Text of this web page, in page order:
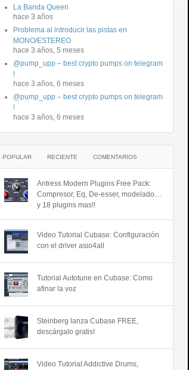
La Banda Queen
hace 3 años
Problema al introducir las pistas en
MONO/ESTEREO
hace 3 años, 5 meses
@pump_upp – best crypto pumps on telegram
!
hace 3 años, 6 meses
@pump_upp – best crypto pumps on telegram
!
hace 3 años, 6 meses
POPULAR RECIENTE COMENTARIOS
Antress Modern Plugins Free Pack:
Compresor, Eq, De-esser, modelado…
y 18 plugins mas!!
Video Tutorial Cubase: Configuración
con el driver asio4all
Tutorial Autotune en Cubase: Como
afinar la voz
Steinberg lanza Cubase FREE,
descárgalo gratis!
Video Tutorial Addictive Drums,